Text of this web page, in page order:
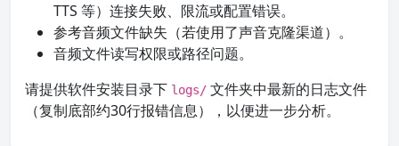
TTS 等）连接失败、限流或配置错误。
参考音频文件缺失（若使用了声音克隆渠道）。
音频文件读写权限或路径问题。
请提供软件安装目录下 logs/ 文件夹中最新的日志文件
（复制底部约30行报错信息），以便进一步分析。